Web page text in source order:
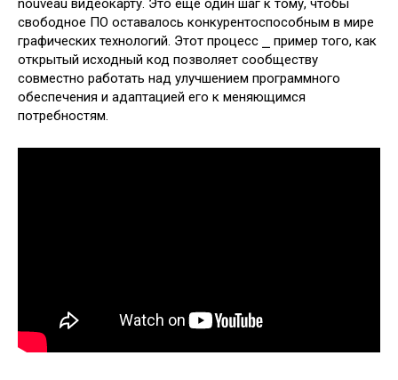
nouveau видеокарту. Это еще один шаг к тому, чтобы
свободное ПО оставалось конкурентоспособным в мире
графических технологий. Этот процесс ⎯ пример того, как
открытый исходный код позволяет сообществу
совместно работать над улучшением программного
обеспечения и адаптацией его к меняющимся
потребностям.